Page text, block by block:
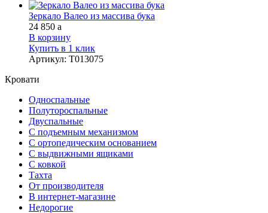
Зеркало Валео из массива бука
24 850 a
В корзину
Купить в 1 клик
Артикул: Т013075
Кровати
Односпальные
Полутороспальные
Двуспальные
С подъемным механизмом
С ортопедическим основанием
С выдвижными ящиками
С ковкой
Тахта
От производителя
В интернет-магазине
Недорогие